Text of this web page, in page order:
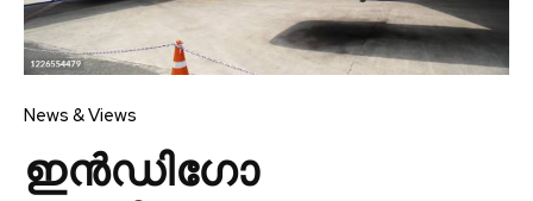
News & Views
ഇൻഡിഗോ